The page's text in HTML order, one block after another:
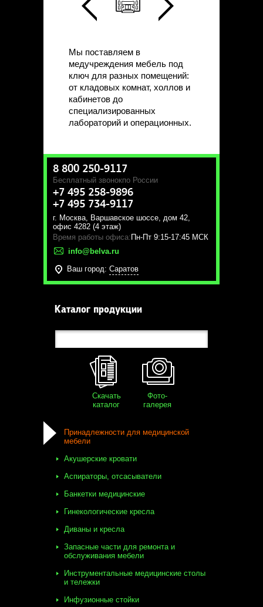
Мы поставляем в
медучреждения мебель под
ключ для разных помещений:
от кладовых комнат, холлов и
кабинетов до
специализированных
лабораторий и операционных.
8 800 250-9117
Бесплатный звонокпо России
+7 495 258-9896
+7 495 734-9117
г. Москва, Варшавское шоссе, дом 42,
офис 4282 (4 этаж)
Время работы офиса: Пн-Пт 9:15-17:45 МСК
info@belva.ru
Ваш город: Саратов
Каталог продукции
Скачать
каталог
Фото-
галерея
Принадлежности для медицинской
мебели
Акушерские кровати
Аспираторы, отсасыватели
Банкетки медицинские
Гинекологические кресла
Диваны и кресла
Запасные части для ремонта и
обслуживания мебели
Инструментальные медицинские столы
и тележки
Инфузионные стойки